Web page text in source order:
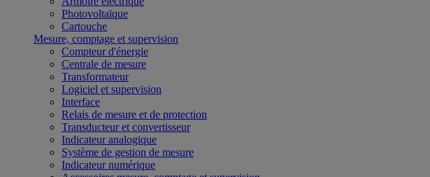
Photovoltaïque
Cartouche
Mesure, comptage et supervision
Compteur d'énergie
Centrale de mesure
Transformateur
Logiciel et supervision
Interface
Relais de mesure et de protection
Transducteur et convertisseur
Indicateur analogique
Système de gestion de mesure
Indicateur numérique